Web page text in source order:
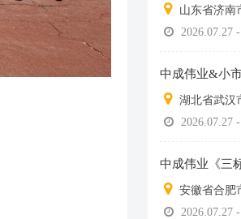
山东省济南
2026.07.27
湖北省武汉
2026.07.27
中成伟业《三
安徽省合肥
2026.07.27